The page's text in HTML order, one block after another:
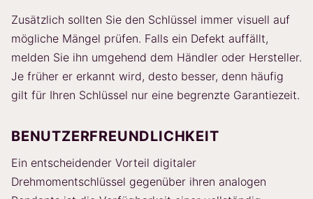
Zusätzlich sollten Sie den Schlüssel immer visuell auf
mögliche Mängel prüfen. Falls ein Defekt auffällt,
melden Sie ihn umgehend dem Händler oder Hersteller.
Je früher er erkannt wird, desto besser, denn häufig
gilt für Ihren Schlüssel nur eine begrenzte Garantiezeit.
BENUTZERFREUNDLICHKEIT
Ein entscheidender Vorteil digitaler
Drehmomentschlüssel gegenüber ihren analogen